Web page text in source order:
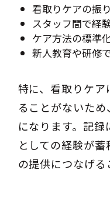
看取りケアの振
スタッフ間で経
ケア方法の標準
新人教育や研修
特に、看取りケ
ることがないた
になります。記
としての経験が
の提供につなげる